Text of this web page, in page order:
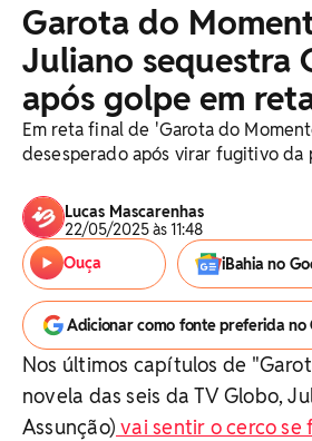
Garota do
Juliano sequestra
após golpe em
Em reta final de 'Garota do
desesperado após virar fugitivo da
Lucas Mascarenhas
22/05/2025 às 11:48
Ouça
iBahia no
Adicionar como fonte preferida no
Nos últimos capítulos de
novela das seis da TV Globo,
Assunção) vai sentir o cerco se